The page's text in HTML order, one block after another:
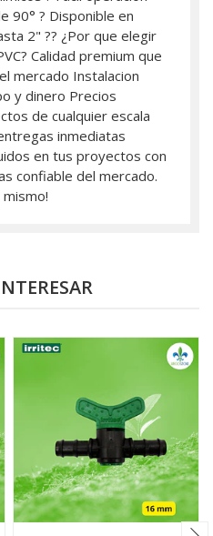
90° ? Disponible en
2" ?? ¿Por que elegir
Calidad premium que
mercado Instalacion
y dinero Precios
de cualquier escala
inmediatas
en tus proyectos con
confiable del mercado.
mismo!